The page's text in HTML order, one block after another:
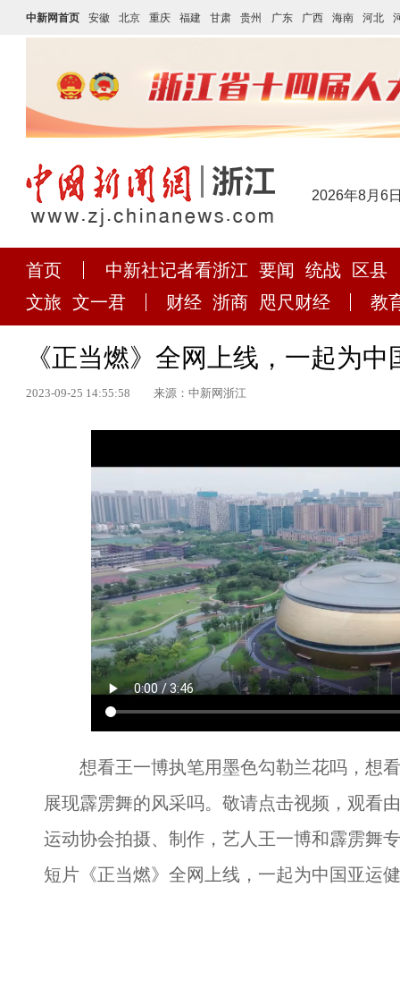
中新网首页 安徽 北京 重庆 福建 甘肃 贵州 广东 广西 海南 河北
2026年8月6
首页 中新社记者看浙江 要闻 统战
区县
文旅 文一君 财经 浙商 咫尺财经 教
《正当燃》全网上线，一起为
2023-09-25 14:55:58 来源：中新网浙江
想看王一博执笔用墨色勾勒兰花吗，想看
展现霹雳舞的风采吗。敬请点击视频，观看
运动协会拍摄、制作，艺人王一博和霹雳舞
短片《正当燃》全网上线，一起为中国亚运